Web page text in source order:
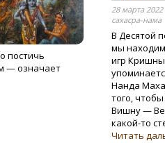
постичь
— означает
28 марта 2022
сахасра-нама
В Десятой
мы
игр
Нанда
того,
Вишну —
какой-то
Читать